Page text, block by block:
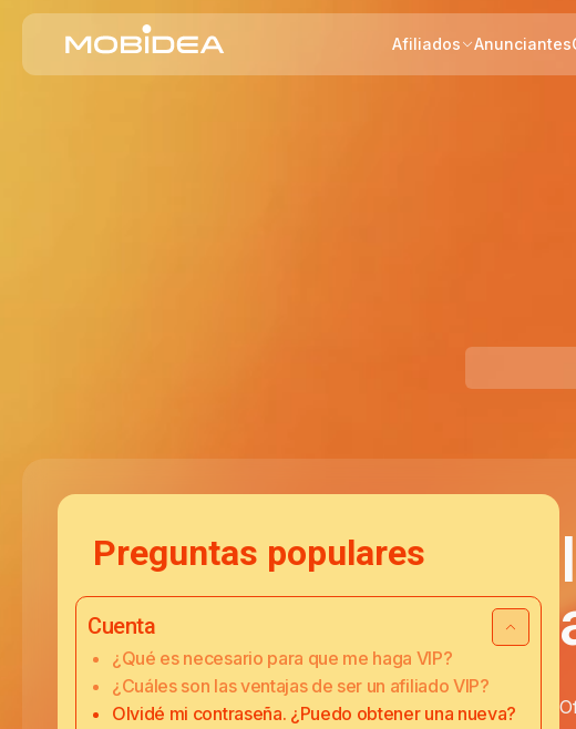
Afiliados Anunciantes
Preguntas populares
Cuenta
¿Qué es necesario para que me haga VIP?
¿Cuáles son las ventajas de ser un afiliado VIP?
Olvidé mi contraseña. ¿Puedo obtener una nueva?